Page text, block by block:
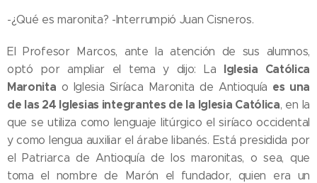
-¿Qué es maronita? -Interrumpió Juan Cisneros.
El Profesor Marcos, ante la atención de sus alumnos,
optó por ampliar el tema y dijo: La Iglesia Católica
Maronita o Iglesia Siríaca Maronita de Antioquía es una
de las 24 Iglesias integrantes de la Iglesia Católica, en la
que se utiliza como lenguaje litúrgico el siríaco occidental
y como lengua auxiliar el árabe libanés. Está presidida por
el Patriarca de Antioquía de los maronitas, o sea, que
toma el nombre de Marón el fundador, quien era un